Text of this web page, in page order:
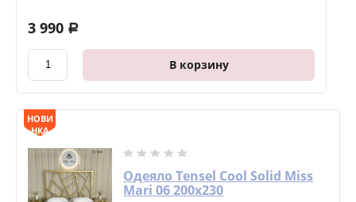
3 990 a
В корзину
НОВИ
НКА
Одеяло Tensel Cool Solid Miss
Mari 06 200х230